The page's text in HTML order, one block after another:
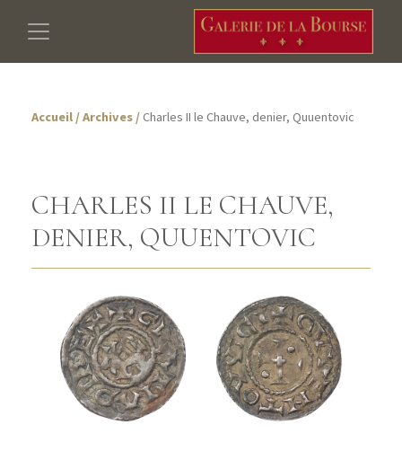
Accueil /Archives /Charles II le Chauve, denier, Quuentovic
CHARLES II LE CHAUVE,
DENIER, QUUENTOVIC